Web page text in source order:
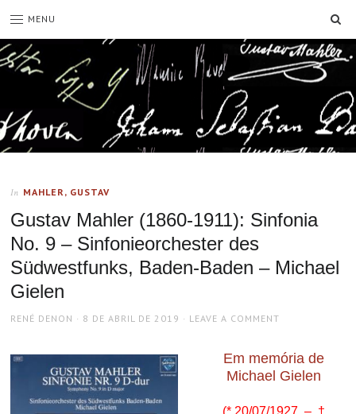
MENU
In MAHLER, GUSTAV
Gustav Mahler (1860-1911): Sinfonia
No. 9 – Sinfonieorchester des
Südwestfunks, Baden-Baden – Michael
Gielen
AUTHOR
RENÉ DENON
POSTED
8 DE ABRIL DE 2019 LEAVE A COMMENT
Em memória de
Michael Gielen
(* 20/07/1927 – †